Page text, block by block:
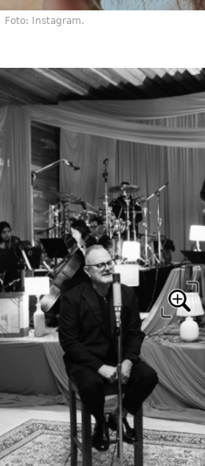
Foto: Instagram.